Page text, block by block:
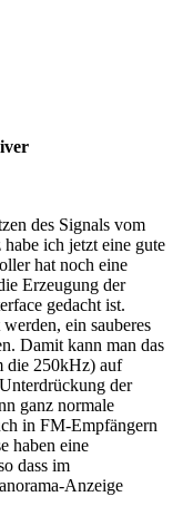
des Signals vom
ich jetzt eine gute
hat noch eine
Erzeugung der
gedacht ist.
ein sauberes
Damit kann man das
die 250kHz) auf
der
ganz normale
in FM-Empfängern
haben eine
dass im
Anzeige